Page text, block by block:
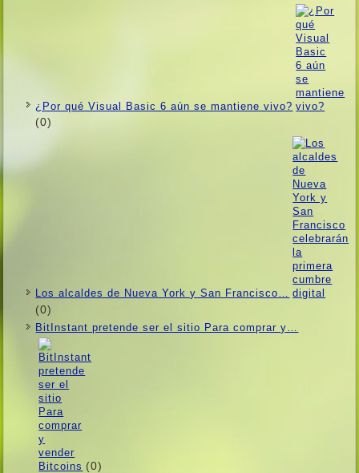
¿Por qué Visual Basic 6 aún se mantiene vivo?
(0)
Los alcaldes de Nueva York y San Francisco…
(0)
BitInstant pretende ser el sitio Para comprar y…
(0)